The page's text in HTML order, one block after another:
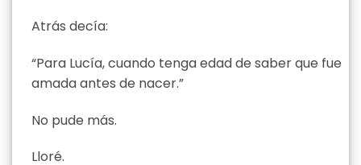
Atrás decía:
“Para Lucía, cuando tenga edad de saber que fue
amada antes de nacer.”
No pude más.
Lloré.